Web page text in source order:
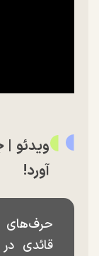
ویدئو |
آورد‍!
حرف‌های